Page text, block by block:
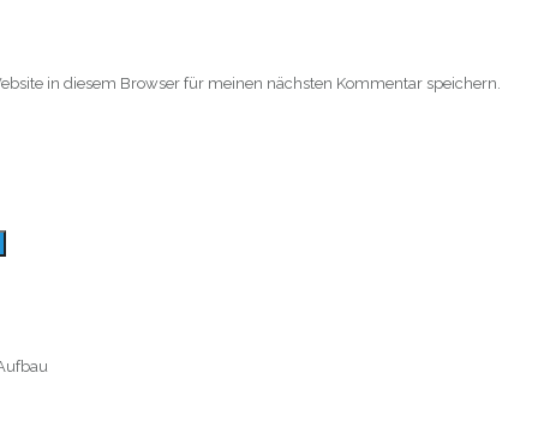
in diesem Browser für meinen nächsten Kommentar speichern.